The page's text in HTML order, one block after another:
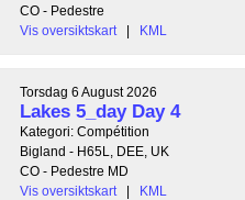
CO - Pedestre
Vis oversiktskart
| KML
Torsdag 6 August 2026
Lakes 5_day Day 4
Kategori: Compétition
Bigland - H65L, DEE, UK
CO - Pedestre MD
Vis oversiktskart
| KML